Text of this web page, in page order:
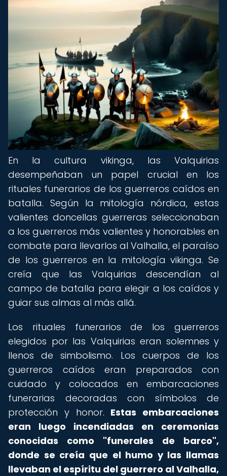
En la cultura vikinga, las Valquirias
desempeñaban un papel crucial en los
rituales funerarios de los guerreros caídos en
batalla. Según la mitología nórdica, estas
valientes doncellas guerreras seleccionaban
a los guerreros más valientes y honorables en
combate para llevarlos al Valhalla, el paraíso
de los guerreros en la mitología vikinga. Se
creía que las Valquirias descendían al
campo de batalla para elegir a los caídos y
guiar sus almas al más allá.
Los rituales funerarios de los guerreros
elegidos por las Valquirias eran solemnes y
llenos de simbolismo. Los cuerpos de los
guerreros caídos eran preparados con
cuidado y colocados en embarcaciones
funerarias decoradas con símbolos de
protección y honor. Estas embarcaciones
eran luego incendiadas en ceremonias
conocidas como "funerales de barco",
donde se creía que el humo y las llamas
llevaban el espíritu del guerrero al Valhalla,